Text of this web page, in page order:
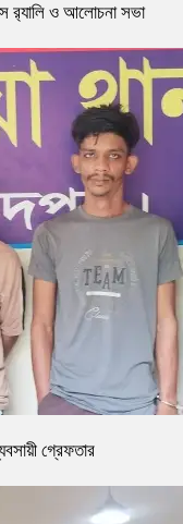
র‌্যালি ও আলোচনা সভা
গ্রেফতার